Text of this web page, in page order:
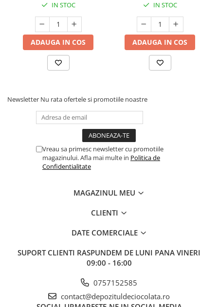
IN STOC
ADAUGA IN COS
IN STOC
ADAUGA IN COS
Newsletter Nu rata ofertele si promotiile noastre
Vreau sa primesc newsletter cu promotiile
magazinului. Afla mai multe in Politica de
Confidentialitate
MAGAZINUL MEU
CLIENTI
DATE COMERCIALE
SUPORT CLIENTI RASPUNDEM DE LUNI PANA VINERI
09:00 - 16:00
0757152585
contact@depozituldeciocolata.ro